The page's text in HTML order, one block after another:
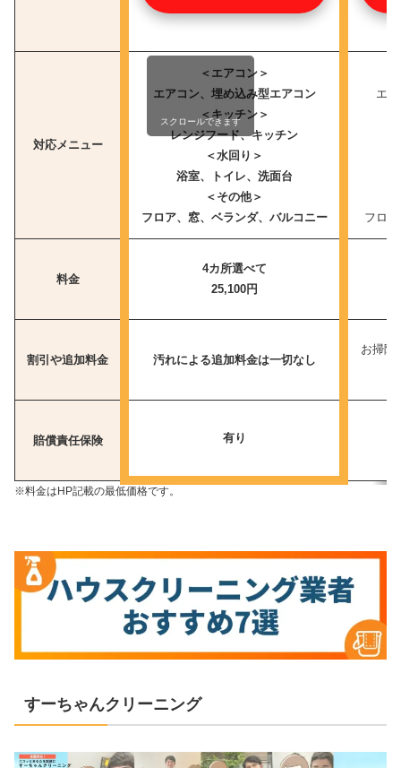
対応メニュー
＜エアコン＞
エアコン、埋め込み型エアコン
＜キッチン＞
レンジフード、キッチン
＜水回り＞
浴室、トイレ、洗面台
＜その他＞
フロア、窓、ベランダ、バルコニー
エ
フロ
料金
4カ所選べて
25,100円
割引や追加料金 汚れによる追加料金は一切なし
お掃除
賠償責任保険 有り
スクロールできます
※料金はHP記載の最低価格です。
すーちゃんクリーニング